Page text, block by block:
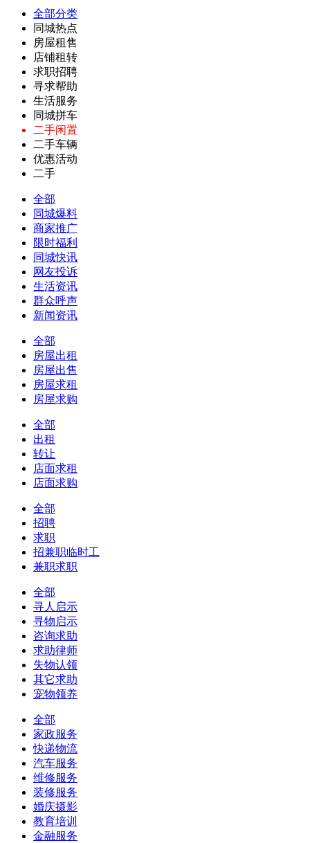
全部分类
同城热点
房屋租售
店铺租转
求职招聘
寻求帮助
生活服务
同城拼车
二手闲置
二手车辆
优惠活动
二手
全部
同城爆料
商家推广
限时福利
同城快讯
网友投诉
生活资讯
群众呼声
新闻资讯
全部
房屋出租
房屋出售
房屋求租
房屋求购
全部
出租
转让
店面求租
店面求购
全部
招聘
求职
招兼职临时工
兼职求职
全部
寻人启示
寻物启示
咨询求助
求助律师
失物认领
其它求助
宠物领养
全部
家政服务
快递物流
汽车服务
维修服务
装修服务
婚庆摄影
教育培训
金融服务